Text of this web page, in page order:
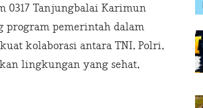
0317 Tanjungbalai Karimun
program pemerintah dalam
kolaborasi antara TNI, Polri,
lingkungan yang sehat,